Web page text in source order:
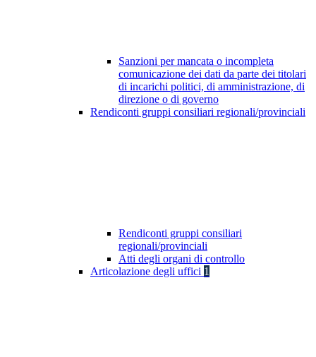
Sanzioni per mancata o incompleta
comunicazione dei dati da parte dei titolari
di incarichi politici, di amministrazione, di
direzione o di governo
Rendiconti gruppi consiliari regionali/provinciali
Rendiconti gruppi consiliari
regionali/provinciali
Atti degli organi di controllo
Articolazione degli uffici 1